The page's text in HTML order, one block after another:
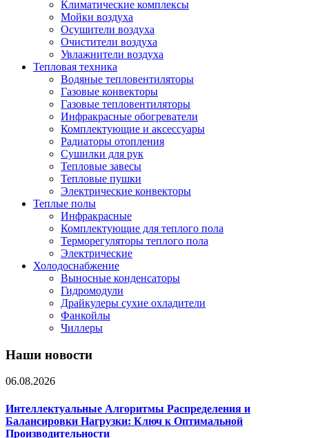
Климатические комплексы
Мойки воздуха
Осушители воздуха
Очистители воздуха
Увлажнители воздуха
Тепловая техника
Водяные тепловентиляторы
Газовые конвекторы
Газовые тепловентиляторы
Инфракрасные обогреватели
Комплектующие и аксессуары
Радиаторы отопления
Сушилки для рук
Тепловые завесы
Тепловые пушки
Электрические конвекторы
Теплые полы
Инфракрасные
Комплектующие для теплого пола
Терморегуляторы теплого пола
Электрические
Холодоснабжение
Выносные конденсаторы
Гидромодули
Драйкулеры сухие охладители
Фанкойлы
Чиллеры
Наши новости
06.08.2026
Интеллектуальные Алгоритмы Распределения и
Балансировки Нагрузки: Ключ к Оптимальной
Производительности